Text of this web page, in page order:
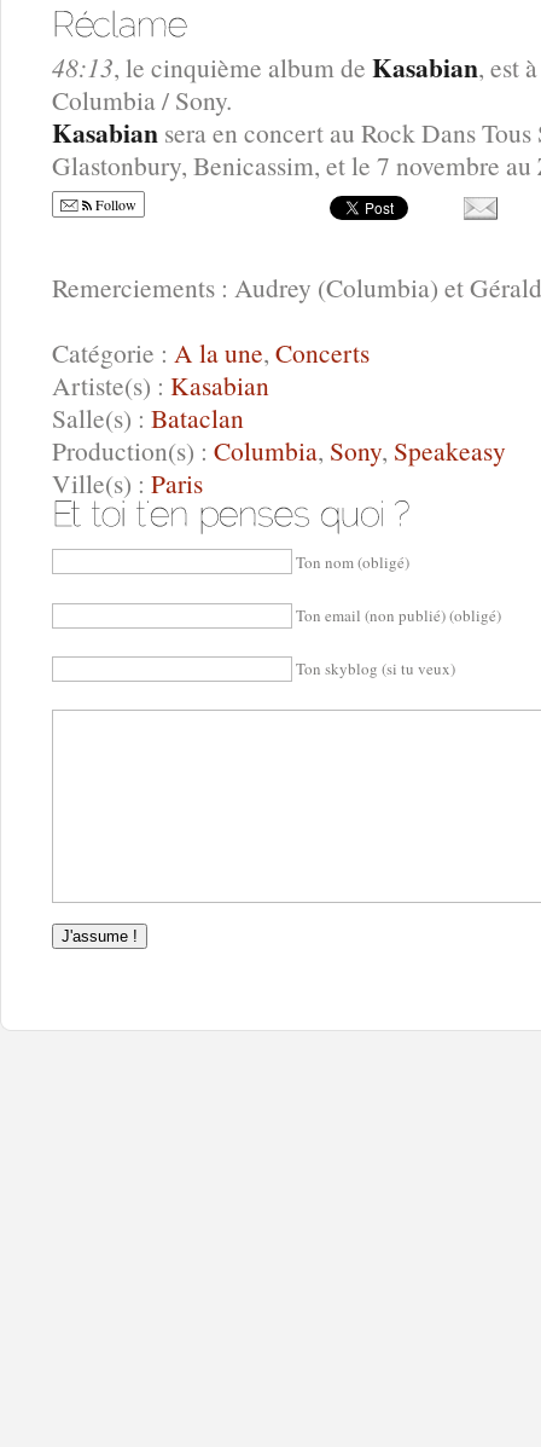
48:13, le cinquième album de Kasabian, est
Columbia / Sony.
Kasabian sera en concert au Rock Dans
Glastonbury, Benicassim, et le 7 novembre
Follow
Remerciements : Audrey (Columbia) et
Catégorie : A la une, Concerts
Artiste(s) : Kasabian
Salle(s) : Bataclan
Production(s) : Columbia, Sony, Speakeasy
Ville(s) : Paris
Ton nom (obligé)
Ton email (non publié) (obligé)
Ton skyblog (si tu veux)